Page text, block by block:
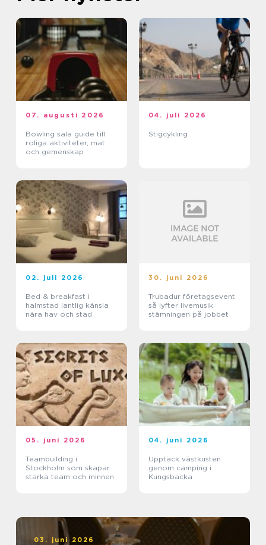
07. augusti 2026
Bowling sala guide till
roliga aktiviteter, mat
och gemenskap
04. juli 2026
Stigcykling
02. juli 2026
Bed & breakfast i
halmstad lantlig känsla
nära hav och stad
30. juni 2026
Trubadur företagsevent
så lyfter livemusik
stämningen på jobbet
05. juni 2026
Teambuilding i
Stockholm som skapar
starka team och minnen
04. juni 2026
Upptäck västkusten
genom camping i
Kungsbacka
03. juni 2026